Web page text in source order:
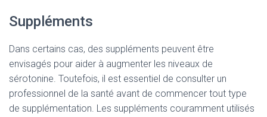
Suppléments
Dans certains cas, des suppléments peuvent être
envisagés pour aider à augmenter les niveaux de
sérotonine. Toutefois, il est essentiel de consulter un
professionnel de la santé avant de commencer tout type
de supplémentation. Les suppléments couramment utilisés